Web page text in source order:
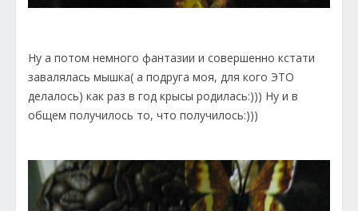
Ну а потом немного фантазии и совершенно кстати
завалялась мышка( а подруга моя, для кого ЭТО
делалось) как раз в год крысы родилась:))) Ну и в
общем получилось то, что получилось:)))